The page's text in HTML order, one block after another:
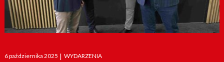
Posted
on
6 października 2025 | WYDARZENIA